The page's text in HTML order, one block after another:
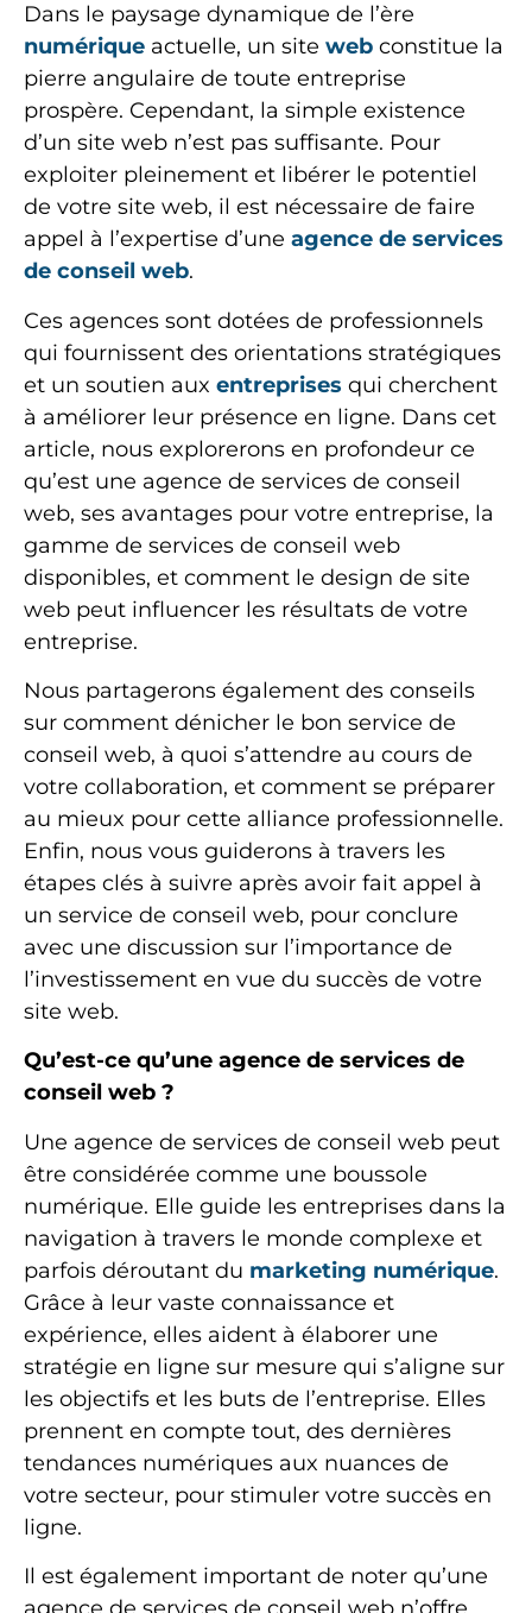
Dans le paysage dynamique de l’ère
numérique actuelle, un site web constitue la
pierre angulaire de toute entreprise
prospère. Cependant, la simple existence
d’un site web n’est pas suffisante. Pour
exploiter pleinement et libérer le potentiel
de votre site web, il est nécessaire de faire
appel à l’expertise d’une agence de services
de conseil web.
Ces agences sont dotées de professionnels
qui fournissent des orientations stratégiques
et un soutien aux entreprises qui cherchent
à améliorer leur présence en ligne. Dans cet
article, nous explorerons en profondeur ce
qu’est une agence de services de conseil
web, ses avantages pour votre entreprise, la
gamme de services de conseil web
disponibles, et comment le design de site
web peut influencer les résultats de votre
entreprise.
Nous partagerons également des conseils
sur comment dénicher le bon service de
conseil web, à quoi s’attendre au cours de
votre collaboration, et comment se préparer
au mieux pour cette alliance professionnelle.
Enfin, nous vous guiderons à travers les
étapes clés à suivre après avoir fait appel à
un service de conseil web, pour conclure
avec une discussion sur l’importance de
l’investissement en vue du succès de votre
site web.
Qu’est-ce qu’une agence de services de
conseil web ?
Une agence de services de conseil web peut
être considérée comme une boussole
numérique. Elle guide les entreprises dans la
navigation à travers le monde complexe et
parfois déroutant du marketing numérique.
Grâce à leur vaste connaissance et
expérience, elles aident à élaborer une
stratégie en ligne sur mesure qui s’aligne sur
les objectifs et les buts de l’entreprise. Elles
prennent en compte tout, des dernières
tendances numériques aux nuances de
votre secteur, pour stimuler votre succès en
ligne.
Il est également important de noter qu’une